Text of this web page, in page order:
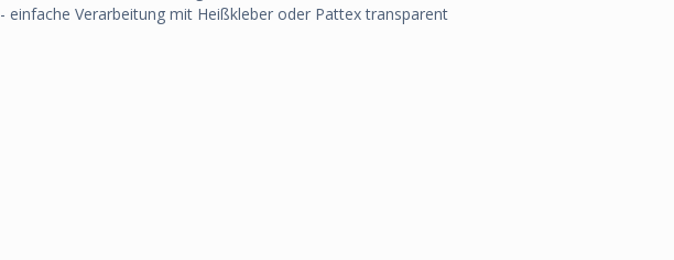
- einfache Verarbeitung mit Heißkleber oder Pattex transparent